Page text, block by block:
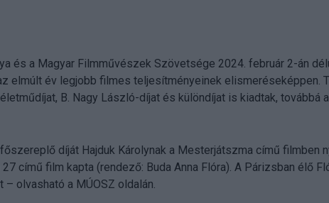
és a Magyar Filmművészek Szövetsége 2024. február 2-án
elmúlt év legjobb filmes teljesítményeinek elismeréseképpen.
B. Nagy László-díjat és különdíjat is kiadtak, továbbá
díját Hajduk Károlynak a Mesterjátszma című filmben
című film kapta (rendező: Buda Anna Flóra). A Párizsban élő
olvasható a MÚOSZ oldalán.